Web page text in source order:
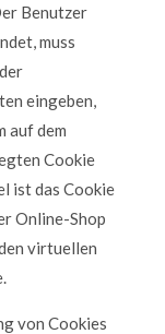
Benutzer
muss
eingeben,
auf dem
Cookie
ist das Cookie
Online-Shop
virtuellen
von Cookies